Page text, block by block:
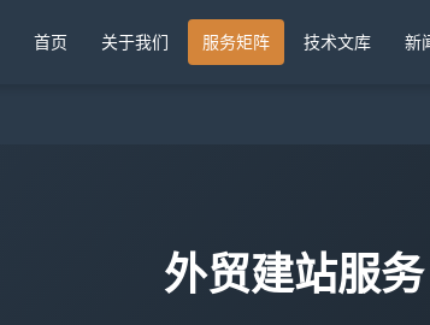
首页 关于我们 服务矩阵 技术文库 新
外贸建站服务